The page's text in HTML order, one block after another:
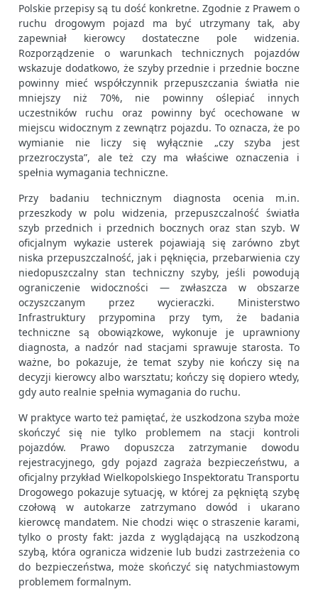
Polskie przepisy są tu dość konkretne. Zgodnie z Prawem o
ruchu drogowym pojazd ma być utrzymany tak, aby
zapewniał kierowcy dostateczne pole widzenia.
Rozporządzenie o warunkach technicznych pojazdów
wskazuje dodatkowo, że szyby przednie i przednie boczne
powinny mieć współczynnik przepuszczania światła nie
mniejszy niż 70%, nie powinny oślepiać innych
uczestników ruchu oraz powinny być ocechowane w
miejscu widocznym z zewnątrz pojazdu. To oznacza, że po
wymianie nie liczy się wyłącznie „czy szyba jest
przezroczysta”, ale też czy ma właściwe oznaczenia i
spełnia wymagania techniczne.
Przy badaniu technicznym diagnosta ocenia m.in.
przeszkody w polu widzenia, przepuszczalność światła
szyb przednich i przednich bocznych oraz stan szyb. W
oficjalnym wykazie usterek pojawiają się zarówno zbyt
niska przepuszczalność, jak i pęknięcia, przebarwienia czy
niedopuszczalny stan techniczny szyby, jeśli powodują
ograniczenie widoczności — zwłaszcza w obszarze
oczyszczanym przez wycieraczki. Ministerstwo
Infrastruktury przypomina przy tym, że badania
techniczne są obowiązkowe, wykonuje je uprawniony
diagnosta, a nadzór nad stacjami sprawuje starosta. To
ważne, bo pokazuje, że temat szyby nie kończy się na
decyzji kierowcy albo warsztatu; kończy się dopiero wtedy,
gdy auto realnie spełnia wymagania do ruchu.
W praktyce warto też pamiętać, że uszkodzona szyba może
skończyć się nie tylko problemem na stacji kontroli
pojazdów. Prawo dopuszcza zatrzymanie dowodu
rejestracyjnego, gdy pojazd zagraża bezpieczeństwu, a
oficjalny przykład Wielkopolskiego Inspektoratu Transportu
Drogowego pokazuje sytuację, w której za pękniętą szybę
czołową w autokarze zatrzymano dowód i ukarano
kierowcę mandatem. Nie chodzi więc o straszenie karami,
tylko o prosty fakt: jazda z wyglądającą na uszkodzoną
szybą, która ogranicza widzenie lub budzi zastrzeżenia co
do bezpieczeństwa, może skończyć się natychmiastowym
problemem formalnym.